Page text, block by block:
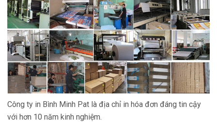
Công ty in Bình Minh Pat là địa chỉ in hóa đơn đáng tin cậy
với hơn 10 năm kinh nghiệm.